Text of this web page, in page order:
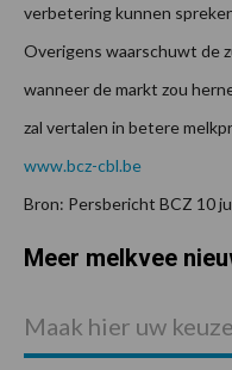
verbetering kunnen
Overigens waarschuwt de
wanneer de markt zou
zal vertalen in betere
www.bcz-cbl.be
Bron: Persbericht BCZ 10
Meer melkvee
Maak hier uw